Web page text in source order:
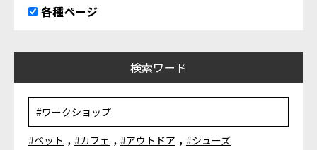
各種ページ
検索ワード
#ペット , #カフェ , #アウトドア , #シューズ